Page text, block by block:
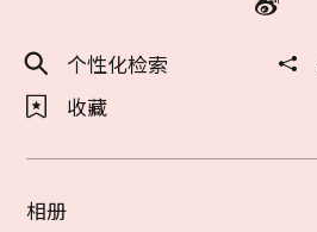
个性化检索
收藏
相册